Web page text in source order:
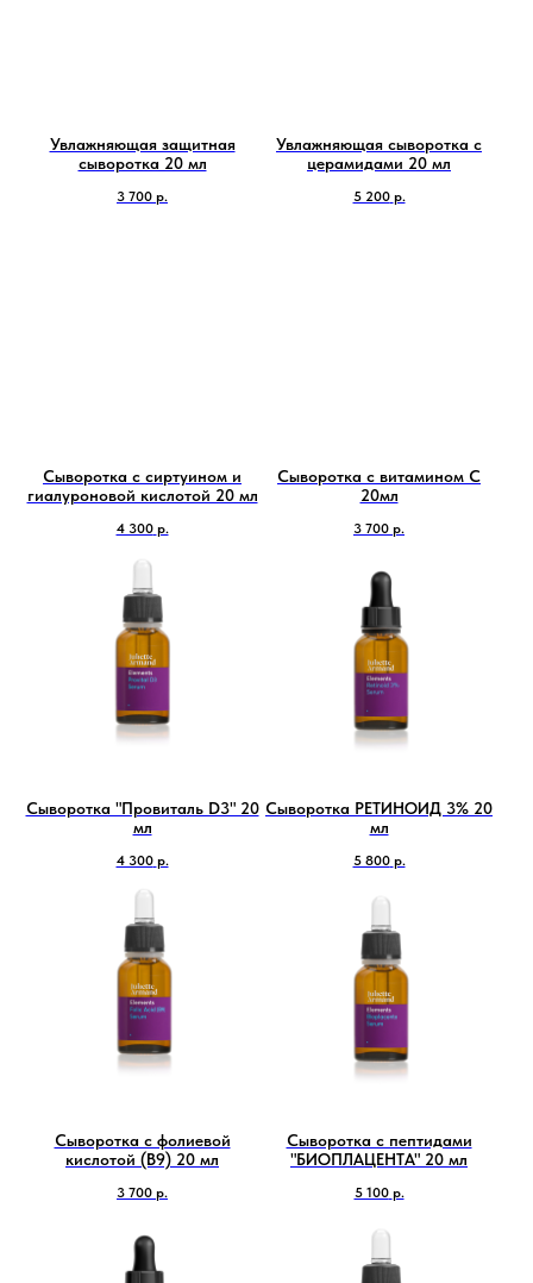
Увлажняющая защитная
сыворотка 20 мл
3 700 р.
Увлажняющая сыворотка с
церамидами 20 мл
5 200 р.
Сыворотка с сиртуином и
гиалуроновой кислотой 20 мл
4 300 р.
Сыворотка с витамином С
20мл
3 700 р.
Сыворотка "Провиталь D3" 20
мл
4 300 р.
Сыворотка РЕТИНОИД 3% 20
мл
5 800 р.
Сыворотка с фолиевой
кислотой (B9) 20 мл
3 700 р.
Сыворотка с пептидами
"БИОПЛАЦЕНТА" 20 мл
5 100 р.